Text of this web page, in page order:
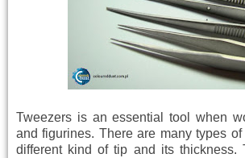
Tweezers is an essential tool when
and figurines. There are many types of
different kind of tip and its thickness.